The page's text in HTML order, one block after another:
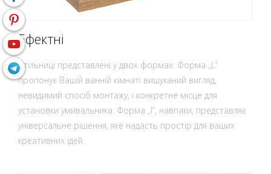
Ефектні
Стільниці представлені у двох формах. Форма „L“
пропонує Вашій ванній кімнаті вишуканий вигляд,
невидимий спосіб монтажу, і конкретне місце для
установки умивальника. Форма „I“, навпаки, представляє
універсальне рішення, яке надасть простір для ваших
креативних ідей.